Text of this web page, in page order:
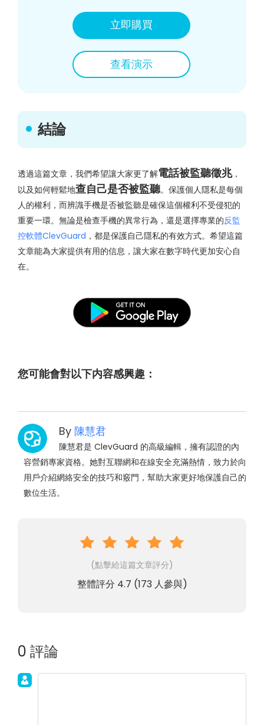
立即購買
查看演示
結論
透過這篇文章，我們希望讓大家更了解電話被監聽徵兆，
以及如何輕鬆地查自己是否被監聽。保護個人隱私是每個
人的權利，而辨識手機是否被監聽是確保這個權利不受侵犯的
重要一環。無論是檢查手機的異常行為，還是選擇專業的反監
控軟體ClevGuard ，都是保護自己隱私的有效方式。希望這篇
文章能為大家提供有用的信息，讓大家在數字時代更加安心自
在。
您可能會對以下内容感興趣：
By 陳慧君
陳慧君是 ClevGuard 的高級編輯，擁有認證的內
容營銷專家資格。她對互聯網和在線安全充滿熱情，致力於向
用戶介紹網絡安全的技巧和竅門，幫助大家更好地保護自己的
數位生活。
(點擊給這篇文章評分)
整體評分 4.7 (173 人參與)
0 評論